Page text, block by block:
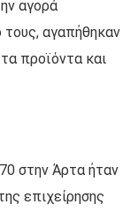
αγορά
αγαπήθηκαν
προϊόντα και
στην Άρτα ήταν
επιχείρησης